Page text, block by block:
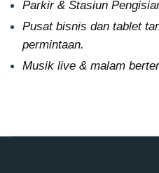
Parkir & Stasiun
Pusat bisnis dan tablet
permintaan.
Musik live & malam